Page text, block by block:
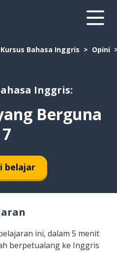
Kursus Bahasa Inggris Opini
Inggris:
Berguna
7
belajar
ini, dalam 5 menit
berpetualang ke Inggris